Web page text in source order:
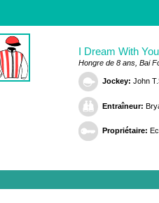
I Dream With
Hongre de 8 ans, Bai
Jockey: John
Entraîneur:
Propriétaire: